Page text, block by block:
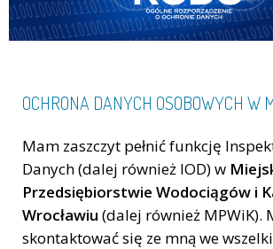
Remont Gajowickiej. Prace od Hallera do
Racławickiej
OCHRONA DANYCH OSOBOWYCH W
Mam zaszczyt pełnić funkcję
Danych (dalej również IOD) w
Przedsiębiorstwie Wodociągów i
Wrocławiu (dalej również MPWiK).
skontaktować się ze mną we